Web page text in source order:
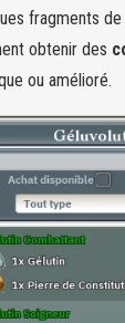
fragments
obtenir des
ou amélioré.